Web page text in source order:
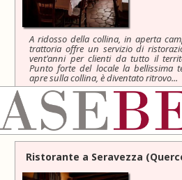
A ridosso della collina, in aperta
trattoria offre un servizio di
vent'anni per clienti da tutto il
Punto forte del locale la bellissima
apre sulla collina, è diventato ritrovo...
95.000 €
Ristorante a Seravezza